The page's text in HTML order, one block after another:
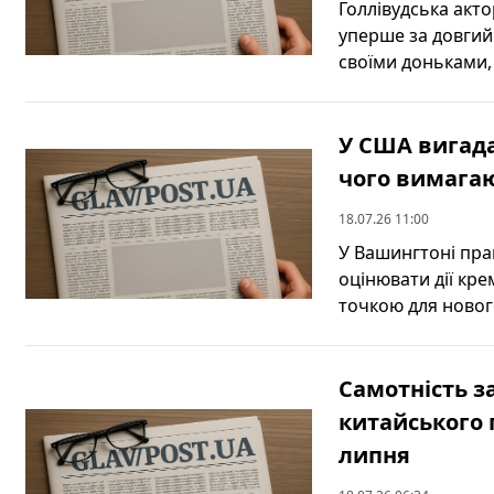
Голлівудська
уперше за довгий
своїми доньками,
У США
чого
18.07.26 11:00
У Вашингтоні
оцінювати дії
точкою для
Самотність
китайського
липня